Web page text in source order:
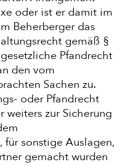
oder ist er damit im
Beherberger das
gemäß §
Pfandrecht
den vom
Sachen zu.
oder Pfandrecht
weiters zur Sicherung
für sonstige Auslagen,
gemacht wurden